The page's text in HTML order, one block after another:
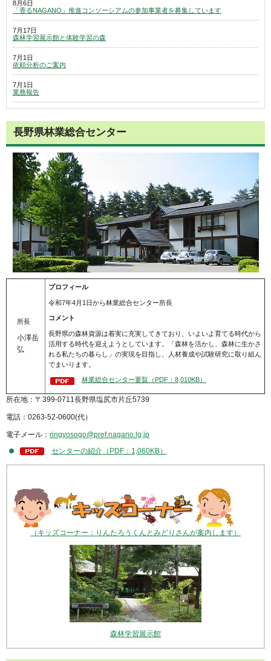
8月6日
「香るNAGANO」推進コンソーシアムの参加事業者を募集しています
7月17日
森林学習展示館と体験学習の森
7月1日
依頼分析のご案内
7月1日
業務報告
長野県林業総合センター
所長
小澤岳
弘
プロフィール
令和7年4月1日から林業総合センター所長
コメント
長野県の森林資源は着実に充実してきており、いよいよ育てる時代から
活用する時代を迎えようとしています。「森林を活かし、森林に生かさ
れる私たちの暮らし」の実現を目指し、人材養成や試験研究に取り組ん
でまいります。
林業総合センター要覧（PDF：8,010KB）
所在地：〒399-0711長野県塩尻市片丘5739
電話：0263-52-0600(代）
電子メール： ringyosogo@pref.nagano.lg.jp
センターの紹介（PDF：1,060KB）
（キッズコーナー：りんたろうくんとみどりさんが案内します）
森林学習展示館